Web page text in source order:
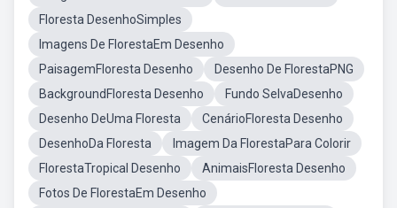
Floresta DesenhoSimples
Imagens De FlorestaEm Desenho
PaisagemFloresta Desenho
Desenho De FlorestaPNG
BackgroundFloresta Desenho
Fundo SelvaDesenho
Desenho DeUma Floresta
CenárioFloresta Desenho
DesenhoDa Floresta
Imagem Da FlorestaPara Colorir
FlorestaTropical Desenho
AnimaisFloresta Desenho
Fotos De FlorestaEm Desenho